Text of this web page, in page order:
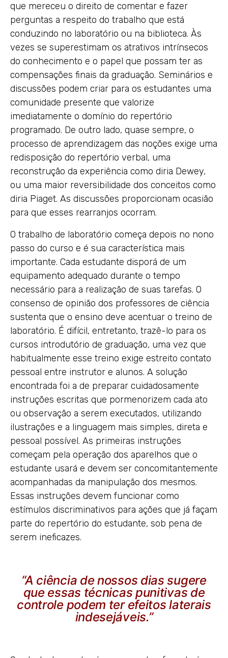
que mereceu o direito de comentar e fazer
perguntas a respeito do trabalho que está
conduzindo no laboratório ou na biblioteca. Às
vezes se superestimam os atrativos intrínsecos
do conhecimento e o papel que possam ter as
compensações finais da graduação. Seminários e
discussões podem criar para os estudantes uma
comunidade presente que valorize
imediatamente o domínio do repertório
programado. De outro lado, quase sempre, o
processo de aprendizagem das noções exige uma
redisposição do repertório verbal, uma
reconstrução da experiência como diria Dewey,
ou uma maior reversibilidade dos conceitos como
diria Piaget. As discussões proporcionam ocasião
para que esses rearranjos ocorram.
O trabalho de laboratório começa depois no nono
passo do curso e é sua característica mais
importante. Cada estudante disporá de um
equipamento adequado durante o tempo
necessário para a realização de suas tarefas. O
consenso de opinião dos professores de ciência
sustenta que o ensino deve acentuar o treino de
laboratório. É difícil, entretanto, trazê-lo para os
cursos introdutório de graduação, uma vez que
habitualmente esse treino exige estreito contato
pessoal entre instrutor e alunos. A solução
encontrada foi a de preparar cuidadosamente
instruções escritas que pormenorizem cada ato
ou observação a serem executados, utilizando
ilustrações e a linguagem mais simples, direta e
pessoal possível. As primeiras instruções
começam pela operação dos aparelhos que o
estudante usará e devem ser concomitantemente
acompanhadas da manipulação dos mesmos.
Essas instruções devem funcionar como
estímulos discriminativos para ações que já façam
parte do repertório do estudante, sob pena de
serem ineficazes.
“A ciência de nossos dias sugere
que essas técnicas punitivas de
controle podem ter efeitos laterais
indesejáveis.”